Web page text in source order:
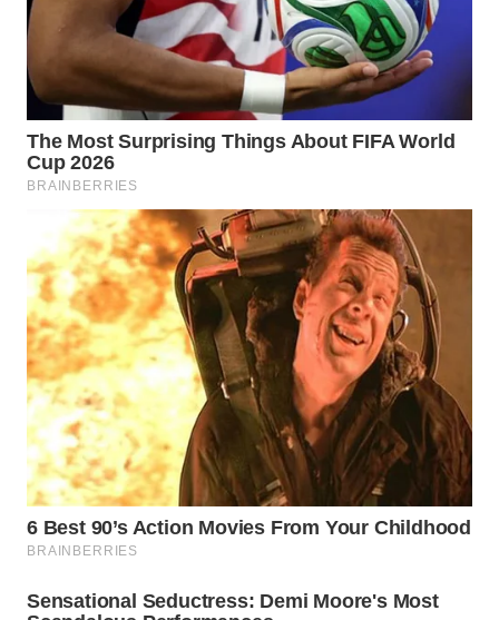
TAPANULI
WN
LESUNG
WN
KARO
WN
SIMALUNGUN
WN
LABUHANBATU
WN
TAPANULI
TENGAH